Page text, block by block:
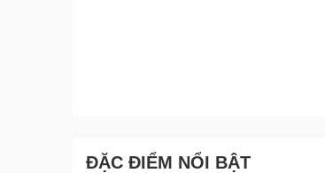
ĐẶC ĐIỂM NỔI BẬT